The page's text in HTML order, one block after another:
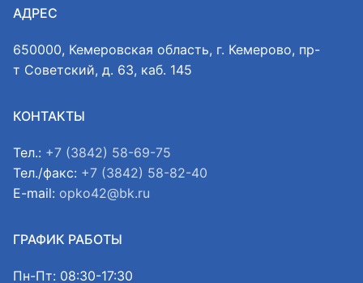
АДРЕС
650000, Кемеровская область, г. Кемерово, пр-
т Советский, д. 63, каб. 145
КОНТАКТЫ
Тел.: +7 (3842) 58-69-75
Тел./факс: +7 (3842) 58-82-40
E-mail: opko42@bk.ru
ГРАФИК РАБОТЫ
Пн-Пт: 08:30-17:30